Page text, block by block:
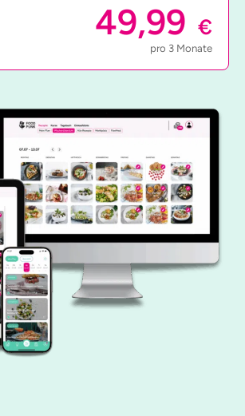
49,99 €
pro 3 Monate